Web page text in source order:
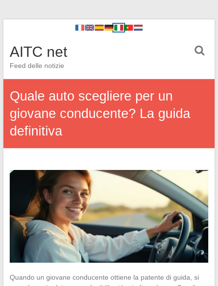
AITC net
Feed delle notizie
Quale auto scegliere per un
giovane conducente? La guida
definitiva
Quando un giovane conducente ottiene la patente di guida, si